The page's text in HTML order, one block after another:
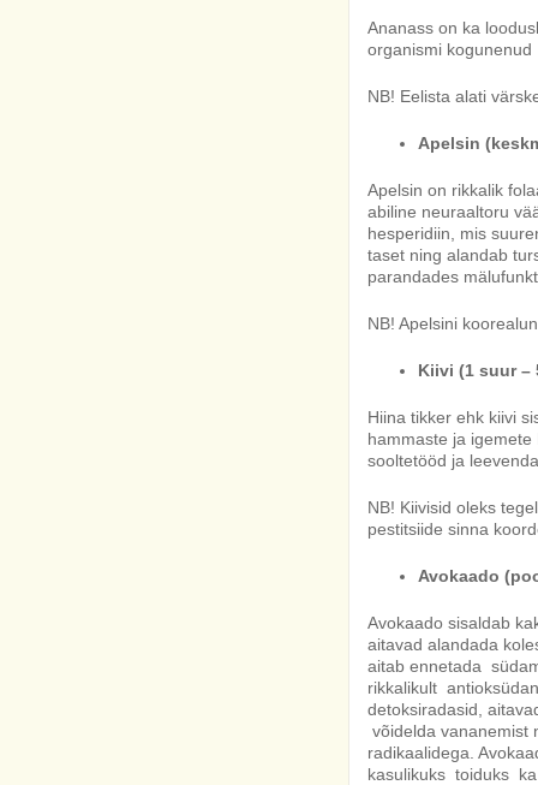
Ananass on ka
organismi
NB! Eelista alati
Apelsin
Apelsin on rikkalik
abiline neuraaltoru
hesperidiin, mis
taset ning alandab
parandades
NB! Apelsini
Kiivi (1 suur –
Hiina tikker ehk kiivi
hammaste ja
sooltetööd ja
NB! Kiivisid oleks
pestitsiide sinna
Avokaado
Avokaado sisaldab
aitavad alandada
aitab ennetada
rikkalikult
detoksiradasid,
võidelda vananemist
radikaalidega.
kasulikuks toiduks